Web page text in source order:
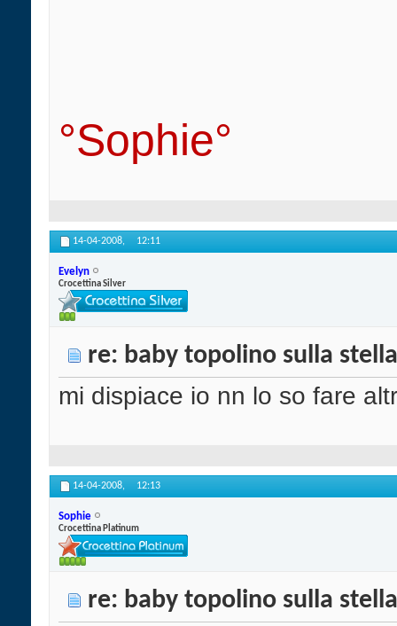
°Sophie°
14-04-2008, 12:11
Evelyn
Crocettina Silver
re: baby topolino sulla stella
mi dispiace io nn lo so fare
14-04-2008, 12:13
Sophie
Crocettina Platinum
re: baby topolino sulla stella